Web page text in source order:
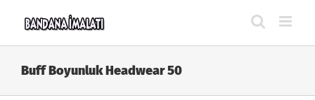
Buff Boyunluk Headwear 50